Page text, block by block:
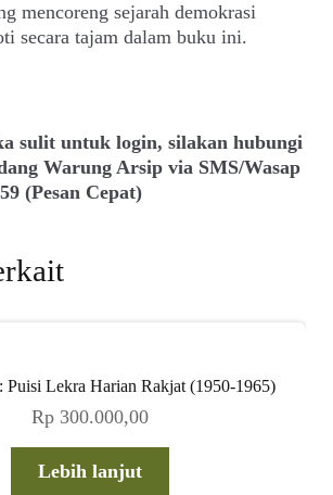
mencoreng sejarah demokrasi
secara tajam dalam buku ini.
sulit untuk login, silakan hubungi
Warung Arsip via SMS/Wasap
(Pesan Cepat)
Puisi Lekra Harian Rakjat (1950-1965)
Rp 300.000,00
Lebih lanjut